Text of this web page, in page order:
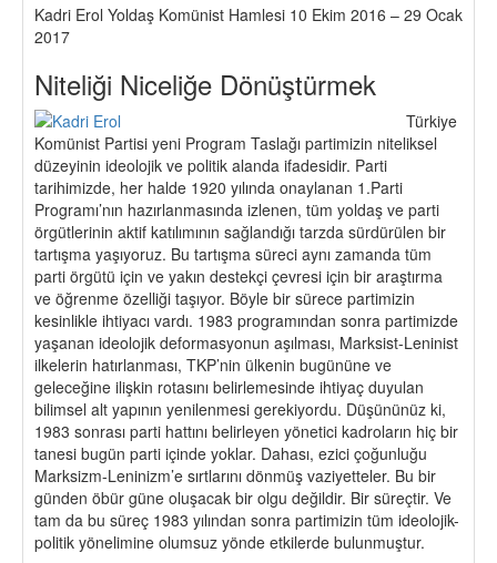
Kadri Erol Yoldaş Komünist Hamlesi 10 Ekim 2016 – 29 Ocak
2017
Niteliği Niceliğe Dönüştürmek
Türkiye
Komünist Partisi yeni Program Taslağı partimizin niteliksel
düzeyinin ideolojik ve politik alanda ifadesidir. Parti
tarihimizde, her halde 1920 yılında onaylanan 1.Parti
Programı’nın hazırlanmasında izlenen, tüm yoldaş ve parti
örgütlerinin aktif katılımının sağlandığı tarzda sürdürülen bir
tartışma yaşıyoruz. Bu tartışma süreci aynı zamanda tüm
parti örgütü için ve yakın destekçi çevresi için bir araştırma
ve öğrenme özelliği taşıyor. Böyle bir sürece partimizin
kesinlikle ihtiyacı vardı. 1983 programından sonra partimizde
yaşanan ideolojik deformasyonun aşılması, Marksist-Leninist
ilkelerin hatırlanması, TKP’nin ülkenin bugününe ve
geleceğine ilişkin rotasını belirlemesinde ihtiyaç duyulan
bilimsel alt yapının yenilenmesi gerekiyordu. Düşününüz ki,
1983 sonrası parti hattını belirleyen yönetici kadroların hiç bir
tanesi bugün parti içinde yoklar. Dahası, ezici çoğunluğu
Marksizm-Leninizm’e sırtlarını dönmüş vaziyetteler. Bu bir
günden öbür güne oluşacak bir olgu değildir. Bir süreçtir. Ve
tam da bu süreç 1983 yılından sonra partimizin tüm ideolojik-
politik yönelimine olumsuz yönde etkilerde bulunmuştur.